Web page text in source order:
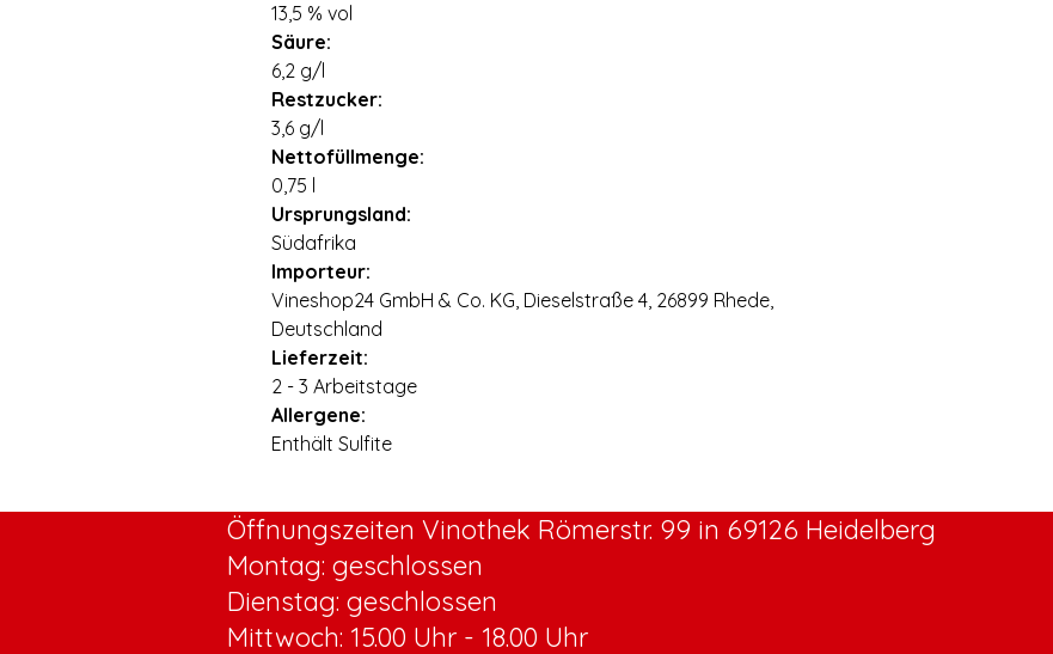
13,5 % vol
Säure:
6,2 g/l
Restzucker:
3,6 g/l
Nettofüllmenge:
0,75 l
Ursprungsland:
Südafrika
Importeur:
Vineshop24 GmbH & Co. KG, Dieselstraße 4, 26899 Rhede,
Deutschland
Lieferzeit:
2 - 3 Arbeitstage
Allergene:
Enthält Sulfite
Öffnungszeiten Vinothek Römerstr. 99 in 69126 Heidelberg
Montag: geschlossen
Dienstag: geschlossen
Mittwoch: 15.00 Uhr - 18.00 Uhr